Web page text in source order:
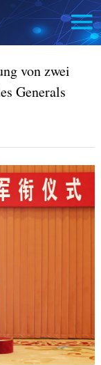
von zwei
Generals